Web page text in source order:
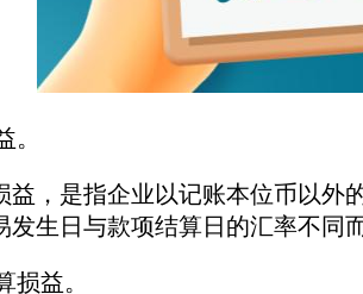
。
是指企业以记账本位币以外
发生日与款项结算日的汇率不同
损益。